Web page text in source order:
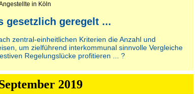
in Köln
gesetzlich geregelt ...
zentral-einheitlichen Kriterien die Anzahl und
um zielführend interkommunal sinnvolle Vergleiche
Regelungslücke profitieren ... ?
2019